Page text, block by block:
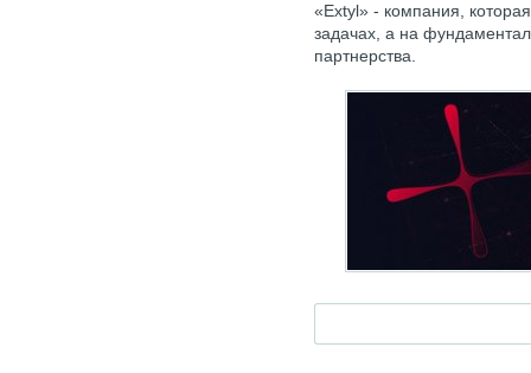
«Extyl» - компания,
задачах, а на
партнерства.